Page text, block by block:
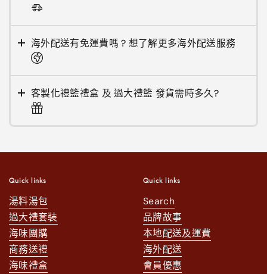
海外配送有免運費嗎 ? 想了解更多海外配送服務
客製化禮籃禮盒 及 過大禮籃 發貨需時多久?
Quick links
湯料湯包
過大禮套裝
海味團購
商務送禮
海味禮盒
Quick links
Search
品牌故事
本地配送及運費
海外配送
會員優惠